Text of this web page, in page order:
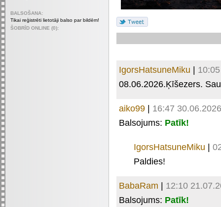
IgorsHatsuneMiku |
08.06.2026.Ķīšezers.
aiko99 | 16:47 30.06.2026
Balsojums: Patīk!
IgorsHatsuneMiku |
Paldies!
BabaRam | 12:10
Balsojums: Patīk!
BALSOŠANA:
Tikai reģistrēti lietotāji balso par bildēm!
ŠOBRĪD ONLINE (0):